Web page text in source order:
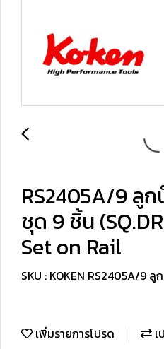
RS2405A/9 ลู
ชุด 9 ชิ้น
Set on Rail
SKU : KOKEN RS2405A/9 ลู
เพิ่มรายการโปรด